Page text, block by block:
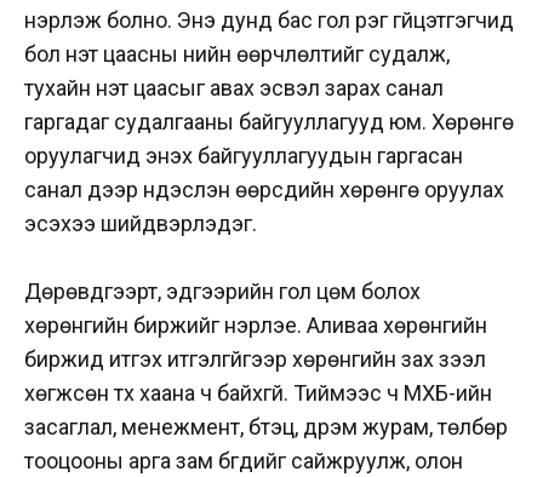
нэрлэж болно. Энэ дунд бас гол үүрэг гүйцэтгэгчид
бол үнэт цаасны үнийн өөрчлөлтийг судалж,
тухайн үнэт цаасыг авах эсвэл зарах санал
гаргадаг судалгааны байгууллагууд юм. Хөрөнгө
оруулагчид энэхүү байгууллагуудын гаргасан
санал дээр үндэслэн өөрсдийн хөрөнгө оруулах
эсэхээ шийдвэрлэдэг.
Дөрөвдүгээрт, эдгээрийн гол цөм болох
хөрөнгийн биржийг нэрлэе. Аливаа хөрөнгийн
биржид итгэх итгэлгүйгээр хөрөнгийн зах зээл
хөгжсөн түүх хаана ч байхгүй. Тиймээс ч МХБ-ийн
засаглал, менежмент, бүтэц, дүрэм журам, төлбөр
тооцооны арга зам бүгдийг сайжруулж, олон